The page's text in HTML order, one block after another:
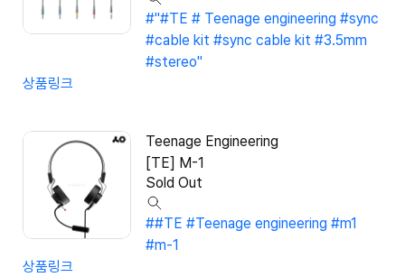
#"#TE # Teenage engineering #sync
#cable kit #sync cable kit #3.5mm
#stereo"
상품링크
Teenage Engineering
[TE] M-1
Sold Out
##TE #Teenage engineering #m1
#m-1
상품링크